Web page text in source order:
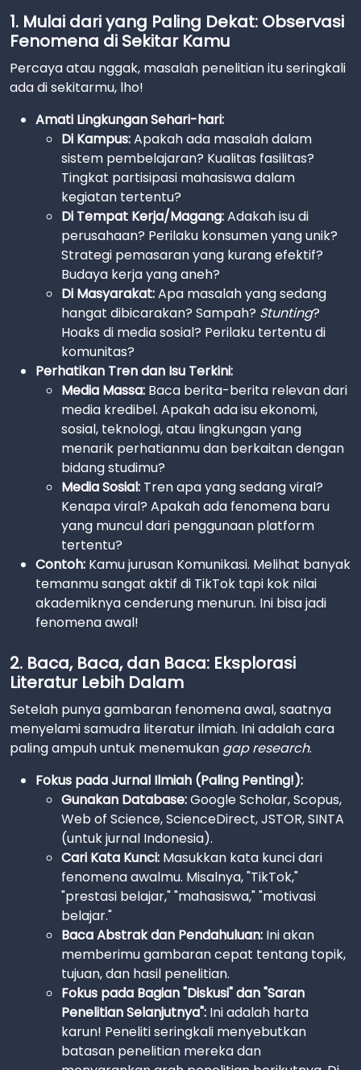
1. Mulai dari yang Paling Dekat: Observasi
Fenomena di Sekitar Kamu
Percaya atau nggak, masalah penelitian itu seringkali
ada di sekitarmu, lho!
Amati Lingkungan Sehari-hari:
Di Kampus:Apakah ada masalah dalam
sistem pembelajaran? Kualitas fasilitas?
Tingkat partisipasi mahasiswa dalam
kegiatan tertentu?
Di Tempat Kerja/Magang:Adakah isu di
perusahaan? Perilaku konsumen yang unik?
Strategi pemasaran yang kurang efektif?
Budaya kerja yang aneh?
Di Masyarakat:Apa masalah yang sedang
hangat dibicarakan? Sampah? Stunting?
Hoaks di media sosial? Perilaku tertentu di
komunitas?
Perhatikan Tren dan Isu Terkini:
Media Massa: Baca berita-berita relevan dari
media kredibel. Apakah ada isu ekonomi,
sosial, teknologi, atau lingkungan yang
menarik perhatianmu dan berkaitan dengan
bidang studimu?
Media Sosial: Tren apa yang sedang viral?
Kenapa viral? Apakah ada fenomena baru
yang muncul dari penggunaan platform
tertentu?
Contoh: Kamu jurusan Komunikasi. Melihat banyak
temanmu sangat aktif di TikTok tapi kok nilai
akademiknya cenderung menurun. Ini bisa jadi
fenomena awal!
2. Baca, Baca, dan Baca: Eksplorasi
Literatur Lebih Dalam
Setelah punya gambaran fenomena awal, saatnya
menyelami samudra literatur ilmiah. Ini adalah cara
paling ampuh untuk menemukan gap research.
Fokus pada Jurnal Ilmiah (Paling Penting!):
Gunakan Database:Google Scholar, Scopus,
Web of Science, ScienceDirect, JSTOR, SINTA
(untuk jurnal Indonesia).
Cari Kata Kunci: Masukkan kata kunci dari
fenomena awalmu. Misalnya, "TikTok,"
"prestasi belajar," "mahasiswa," "motivasi
belajar."
Baca Abstrak dan Pendahuluan: Ini akan
memberimu gambaran cepat tentang topik,
tujuan, dan hasil penelitian.
Fokus pada Bagian "Diskusi" dan "Saran
Penelitian Selanjutnya": Ini adalah harta
karun! Peneliti seringkali menyebutkan
batasan penelitian mereka dan